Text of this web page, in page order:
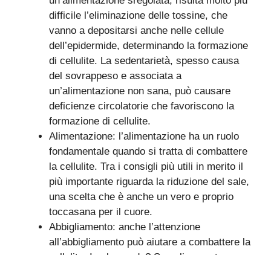
difficile l’eliminazione delle tossine, che
vanno a depositarsi anche nelle cellule
dell’epidermide, determinando la formazione
di cellulite. La sedentarietà, spesso causa
del sovrappeso e associata a
un’alimentazione non sana, può causare
deficienze circolatorie che favoriscono la
formazione di cellulite.
Alimentazione: l’alimentazione ha un ruolo
fondamentale quando si tratta di combattere
la cellulite. Tra i consigli più utili in merito il
più importante riguarda la riduzione del sale,
una scelta che è anche un vero e proprio
toccasana per il cuore.
Abbigliamento: anche l’attenzione
all’abbigliamento può aiutare a combattere la